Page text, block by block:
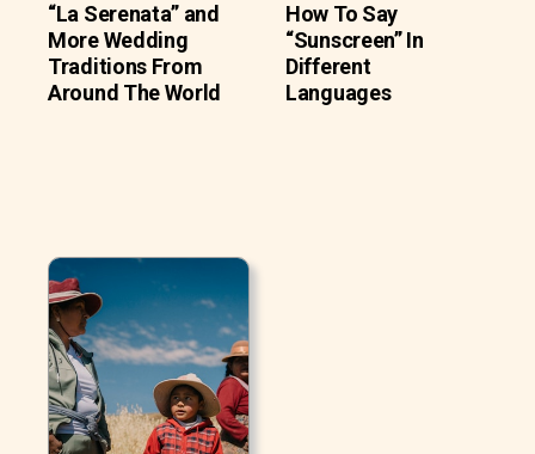
“La Serenata” and
More Wedding
Traditions From
Around The World
How To Say
“Sunscreen” In
Different
Languages